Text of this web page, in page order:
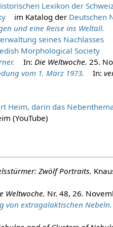
Lexikon der
im Katalog der Deutschen
und eine Reise ins Weltall.
seines Nachlasses
Morphological Society
In: Die Weltwoche. 25.
vom 1. März 1973.
In:
Heim, darin das
(YouTube)
Zwölf Portraits.
Weltwoche. Nr. 48, 26.
von extragalaktischen Nebeln.